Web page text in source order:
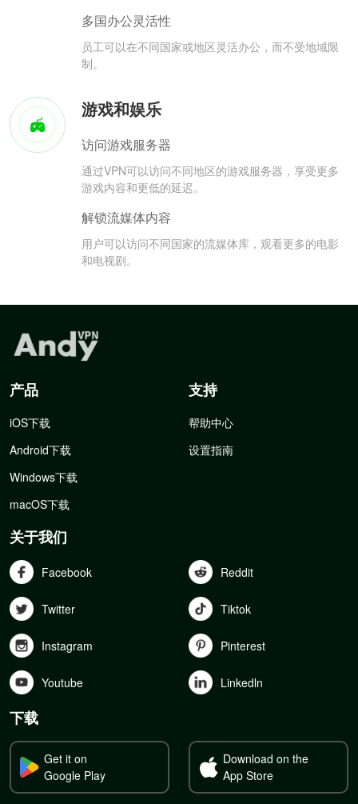
多国办公灵活性
员工可以在不同国家或地区灵活办公，而不受地域限
制。
游戏和娱乐
访问游戏服务器
通过VPN可以访问不同地区的游戏服务器，享受更多
游戏内容和更低的延迟。
解锁流媒体内容
用户可以访问不同国家的流媒体库，观看更多的电影
和电视剧。
产品
iOS下载
Android下载
Windows下载
macOS下载
支持
帮助中心
设置指南
关于我们
Facebook Reddit
Twitter Tiktok
Instagram Pinterest
Youtube Linkedln
下载
Get it on
Google Play
Download on the
App Store